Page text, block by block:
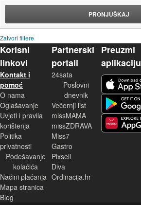
PRONJUŠKAJ
Zatvori filtere
Korisni
linkovi
Kontakt i
pomoć
O nama
Oglašavanje
Uvjeti i pravila
korištenja
Politika
privatnosti
Podešavanje
kolačića
Načini plaćanja
Mapa stranica
Blog
Partnerski
portali
24sata
Poslovni
dnevnik
Večernji list
missMAMA
missZDRAVA
Miss7
Gastro
Pixsell
Diva
Ordinacija.hr
Preuzmi
aplikaciju